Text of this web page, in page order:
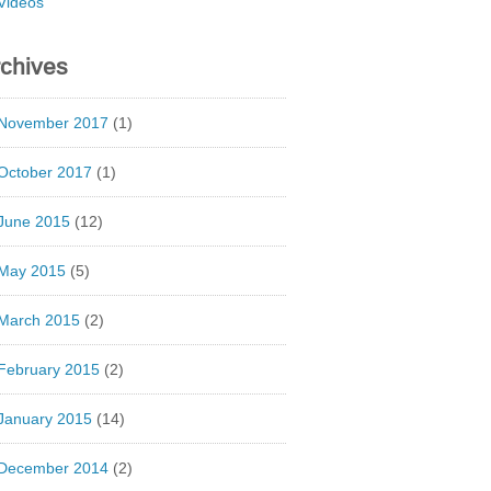
2017 (1)
2017 (1)
2015(12)
2015(5)
2015(2)
2015(2)
2015(14)
2014(2)